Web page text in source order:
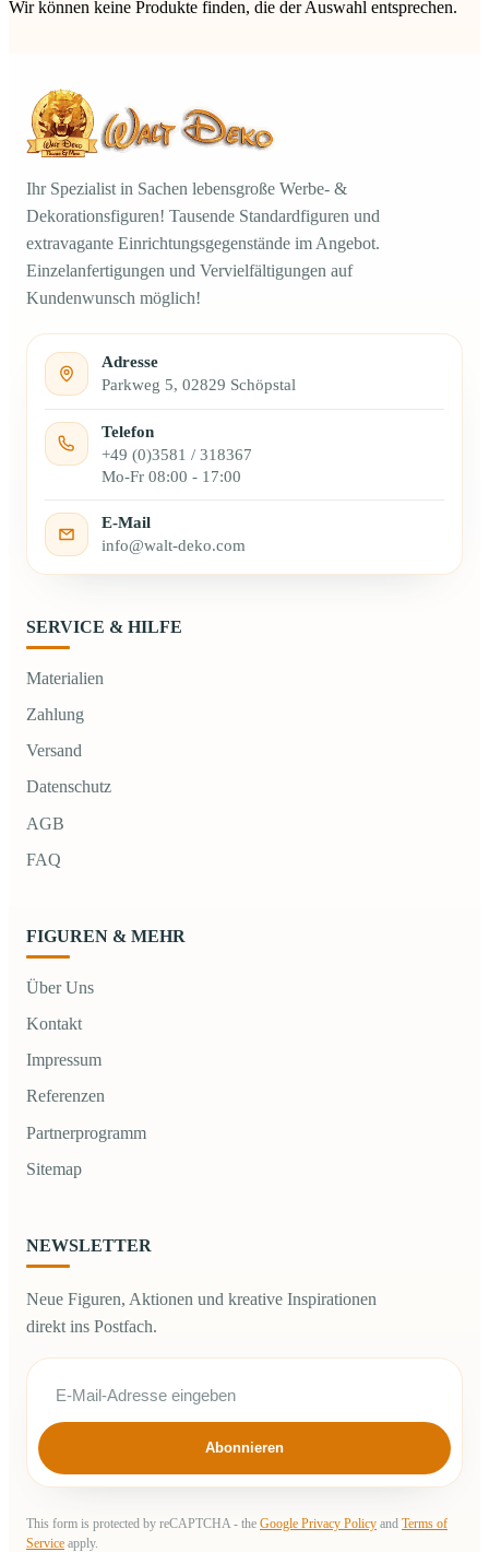
Wir können keine Produkte finden, die der Auswahl entsprechen.
Ihr Spezialist in Sachen lebensgroße Werbe- &
Dekorationsfiguren! Tausende Standardfiguren und
extravagante Einrichtungsgegenstände im Angebot.
Einzelanfertigungen und Vervielfältigungen auf
Kundenwunsch möglich!
Adresse
Parkweg 5, 02829 Schöpstal
Telefon
+49 (0)3581 / 318367
Mo-Fr 08:00 - 17:00
E-Mail
info@walt-deko.com
SERVICE & HILFE
Materialien
Zahlung
Versand
Datenschutz
AGB
FAQ
FIGUREN & MEHR
Über Uns
Kontakt
Impressum
Referenzen
Partnerprogramm
Sitemap
NEWSLETTER
Neue Figuren, Aktionen und kreative Inspirationen
direkt ins Postfach.
Abonnieren
This form is protected by reCAPTCHA - the Google Privacy Policy and Terms of
Service apply.